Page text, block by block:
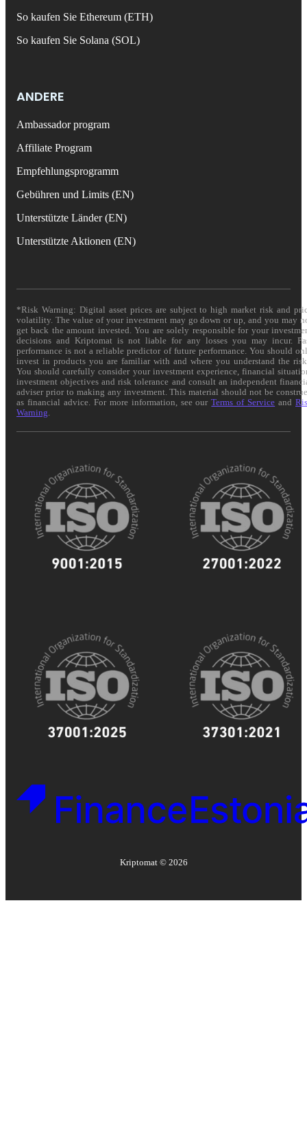
So kaufen Sie Ethereum (ETH)
So kaufen Sie Solana (SOL)
ANDERE
Ambassador program
Affiliate Program
Empfehlungsprogramm
Gebühren und Limits (EN)
Unterstützte Länder (EN)
Unterstützte Aktionen (EN)
*Risk Warning: Digital asset prices are subject to high market risk and
volatility. The value of your investment may go down or up, and you may
get back the amount invested. You are solely responsible for your
decisions and Kriptomat is not liable for any losses you may incur.
performance is not a reliable predictor of future performance. You should
invest in products you are familiar with and where you understand the
You should carefully consider your investment experience, financial
investment objectives and risk tolerance and consult an independent
adviser prior to making any investment. This material should not be
as financial advice. For more information, see ourTerms of Service and
Warning
Kriptomat © 2026